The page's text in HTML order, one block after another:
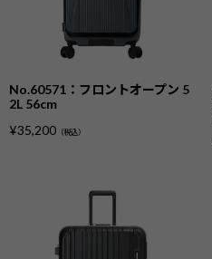
No.60571：フロントオープン 5
2L 56cm
¥35,200 （税込）